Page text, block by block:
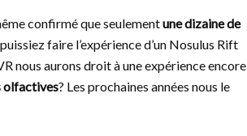
confirmé que seulementune dizaine de
faire l’expérience d’un Nosulus Rift
nous aurons droit à une expérience encore
olfactives? Les prochaines années nous le